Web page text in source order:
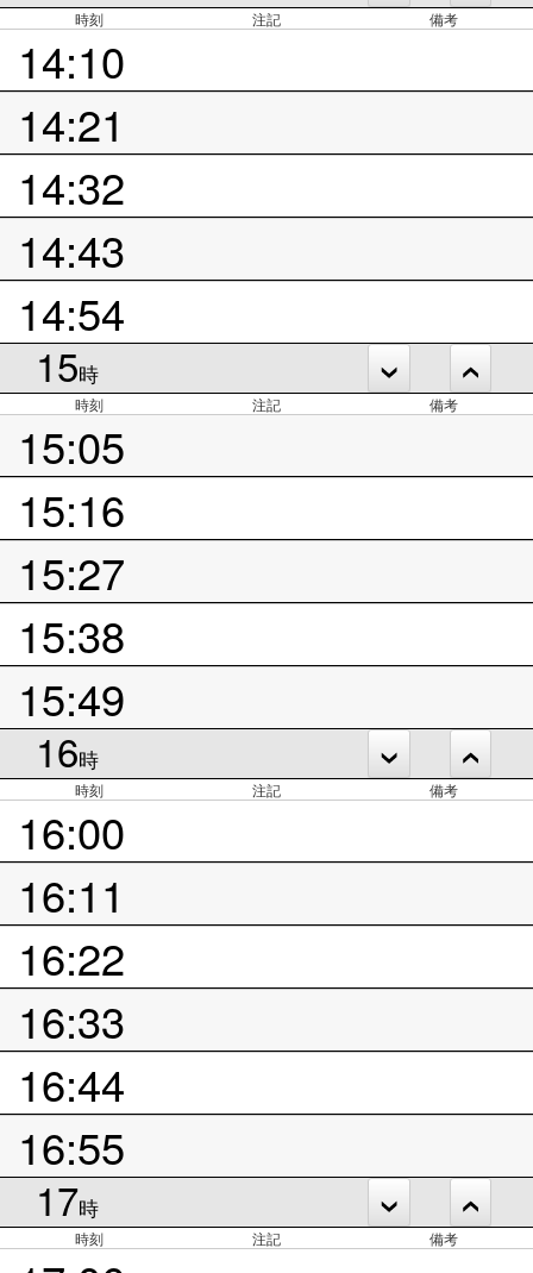
時刻 注記 備考
14:10
14:21
14:32
14:43
14:54
15時
時刻 注記 備考
15:05
15:16
15:27
15:38
15:49
16時
時刻 注記 備考
16:00
16:11
16:22
16:33
16:44
16:55
17時
時刻 注記 備考